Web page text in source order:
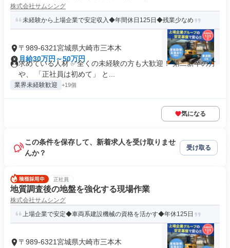
株式会社サムシング
未経験から上場企業で安定収入◆年間休日125日◆残業少なめ
〒989-6321宮城県大崎市三本木
月給30万円～50万円
求めている人材 ✅全くの未経験の方も大歓迎！ 第二新卒の方
や、 「正社員は初めて」 と...
業界未経験歓迎 +19個
気になる
この条件を保存して、新着求人を受け取りませ
んか？
受け取る
正社員
地質調査後の地盤を強化する現場作業
株式会社サムシング
上場企業で安定◆車両系建設機械の資格を活かす◆年休125日
〒989-6321宮城県大崎市三本木